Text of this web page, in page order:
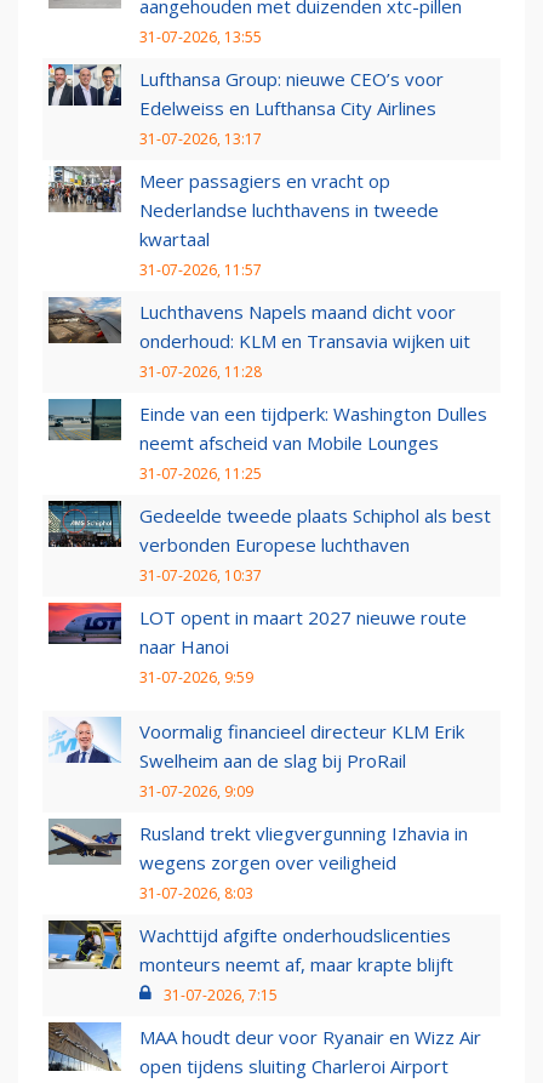
aangehouden met duizenden xtc-pillen
31-07-2026, 13:55
Lufthansa Group: nieuwe CEO’s voor
Edelweiss en Lufthansa City Airlines
31-07-2026, 13:17
Meer passagiers en vracht op
Nederlandse luchthavens in tweede
kwartaal
31-07-2026, 11:57
Luchthavens Napels maand dicht voor
onderhoud: KLM en Transavia wijken uit
31-07-2026, 11:28
Einde van een tijdperk: Washington Dulles
neemt afscheid van Mobile Lounges
31-07-2026, 11:25
Gedeelde tweede plaats Schiphol als best
verbonden Europese luchthaven
31-07-2026, 10:37
LOT opent in maart 2027 nieuwe route
naar Hanoi
31-07-2026, 9:59
Voormalig financieel directeur KLM Erik
Swelheim aan de slag bij ProRail
31-07-2026, 9:09
Rusland trekt vliegvergunning Izhavia in
wegens zorgen over veiligheid
31-07-2026, 8:03
Wachttijd afgifte onderhoudslicenties
monteurs neemt af, maar krapte blijft
31-07-2026, 7:15
MAA houdt deur voor Ryanair en Wizz Air
open tijdens sluiting Charleroi Airport